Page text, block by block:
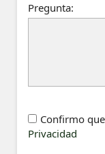
Pregunta:
Confirmo
Privacidad